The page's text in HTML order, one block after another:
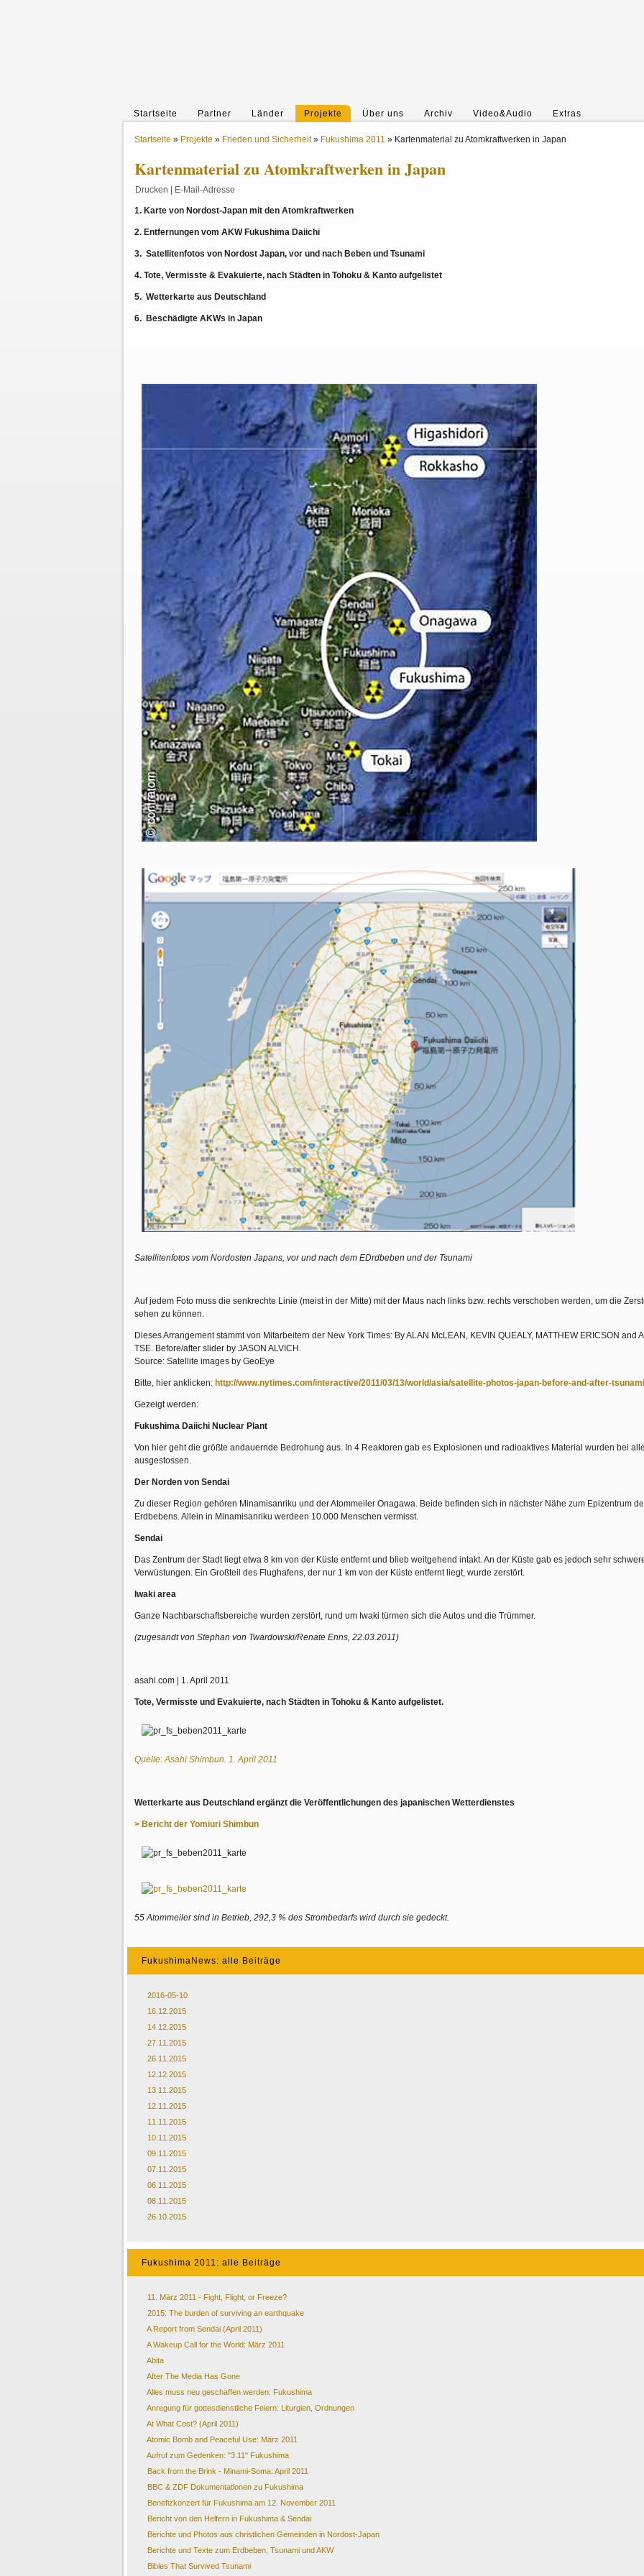
Startseite Partner Länder Projekte Über uns Archiv Video&Audio Extras
Startseite » Projekte » Frieden und Sicherheit» Fukushima 2011 » Kartenmaterial zu Atomkraftwerken in Japan
Kartenmaterial zu Atomkraftwerken in Japan
Drucken E-Mail-Adresse
1. Karte von Nordost-Japan mit den Atomkraftwerken
2. Entfernungen vom AKW Fukushima Daiichi
3. Satellitenfotos von Nordost Japan, vor und nach Beben und Tsunami
4. Tote, Vermisste & Evakuierte, nach Städten in Tohoku & Kanto aufgelistet
5. Wetterkarte aus Deutschland
6. Beschädigte AKWs in Japan
Satellitenfotos vom Nordosten Japans, vor und nach dem EDrdbeben und der Tsunami
Auf jedem Foto muss die senkrechte Linie (meist in der Mitte) mit der Maus nach links bzw. rechts verschoben werden, um die
sehen zu können.
Dieses Arrangement stammt von Mitarbeitern der New York Times: By ALAN McLEAN, KEVIN QUEALY, MATTHEW ERICSON and
TSE. Before/after slider by JASON ALVICH.
Source: Satellite images by GeoEye
Bitte, hier anklicken: http://www.nytimes.com/interactive/2011/03/13/world/asia/satellite-photos-japan-before-and-after-
Gezeigt werden:
Fukushima Daiichi Nuclear Plant
Von hier geht die größte andauernde Bedrohung aus. In 4 Reaktoren gab es Explosionen und radioaktives Material wurden bei
ausgestossen.
Der Norden von Sendai
Zu dieser Region gehören Minamisanriku und der Atommeiler Onagawa. Beide befinden sich in nächster Nähe zum Epizentrum
Erdbebens. Allein in Minamisanriku werdeen 10.000 Menschen vermisst.
Sendai
Das Zentrum der Stadt liegt etwa 8 km von der Küste entfernt und blieb weitgehend intakt. An der Küste gab es jedoch sehr
Verwüstungen. Ein Großteil des Flughafens, der nur 1 km von der Küste entfernt liegt, wurde zerstört.
Iwaki area
Ganze Nachbarschaftsbereiche wurden zerstört, rund um Iwaki türmen sich die Autos und die Trümmer.
(zugesandt von Stephan von Twardowski/Renate Enns, 22.03.2011)
asahi.com | 1. April 2011
Tote, Vermisste und Evakuierte, nach Städten in Tohoku & Kanto aufgelistet.
Quelle: Asahi Shimbun. 1. April 2011
Wetterkarte aus Deutschland ergänzt die Veröffentlichungen des japanischen Wetterdienstes
> Bericht der Yomiuri Shimbun
55 Atommeiler sind in Betrieb, 292,3 % des Strombedarfs wird durch sie gedeckt.
FukushimaNews: alle Beiträge
2016-05-10
16.12.2015
14.12.2015
27.11.2015
26.11.2015
12.12.2015
13.11.2015
12.11.2015
11.11.2015
10.11.2015
09.11.2015
07.11.2015
06.11.2015
08.11.2015
26.10.2015
Fukushima 2011: alle Beiträge
11. März 2011 - Fight, Flight, or Freeze?
2015: The burden of surviving an earthquake
A Report from Sendai (April 2011)
A Wakeup Call for the World: März 2011
Abita
After The Media Has Gone
Alles muss neu geschaffen werden: Fukushima
Anregung für gottesdienstliche Feiern: Liturgien, Ordnungen
At What Cost? (April 2011)
Atomic Bomb and Peaceful Use: März 2011
Aufruf zum Gedenken: "3.11" Fukushima
Back from the Brink - Minami-Soma: April 2011
BBC & ZDF Dokumentationen zu Fukushima
Benefizkonzert für Fukushima am 12. November 2011
Bericht von den Helfern in Fukushima & Sendai
Berichte und Photos aus christlichen Gemeinden in Nordost-Japan
Berichte und Texte zum Erdbeben, Tsunami und AKW
Bibles That Survived Tsunami